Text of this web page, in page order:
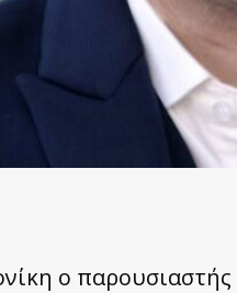
ο παρουσιαστής